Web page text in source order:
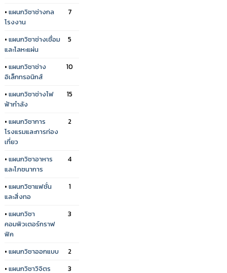
• แผนกวิชาช่างกล
โรงงาน
7
• แผนกวิชาช่างเชื่อม
และโลหะแผ่น
5
• แผนกวิชาช่าง
อิเล็กทรอนิกส์
10
• แผนกวิชาช่างไฟ
ฟ้ากำลัง
15
• แผนกวิชาการ
โรงแรมและการท่อง
เที่ยว
2
• แผนกวิชาอาหาร
และโภชนาการ
4
• แผนกวิชาแฟชั่น
และสิ่งทอ
1
• แผนกวิชา
คอมพิวเตอร์กราฟ
ฟิค
3
• แผนกวิชาออกแบบ
2
• แผนกวิชาวิจิตร
3